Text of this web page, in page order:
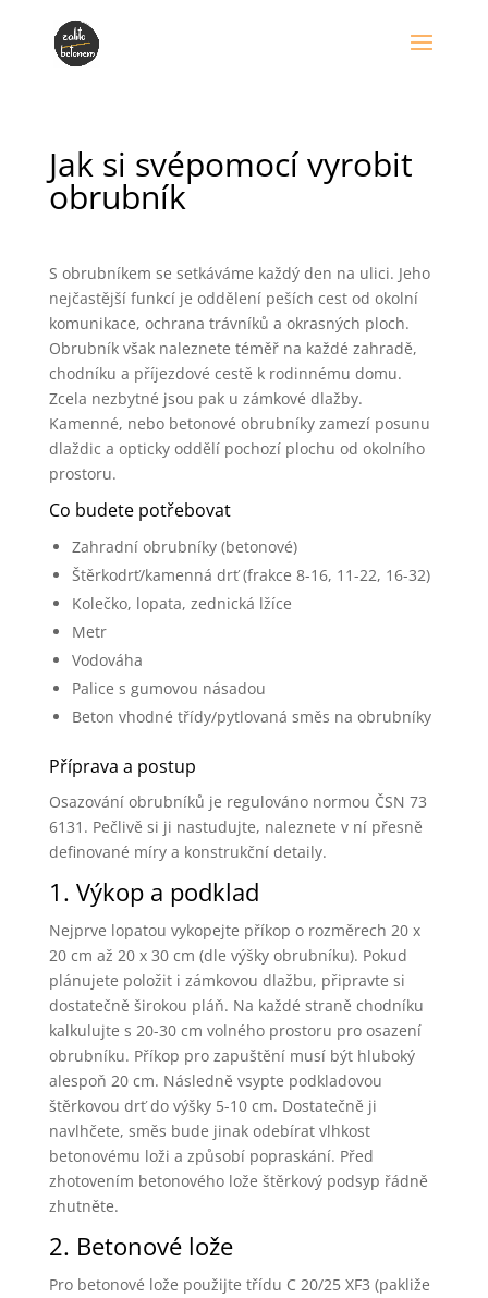
Jak si svépomocí vyrobit
obrubník
S obrubníkem se setkáváme každý den na ulici. Jeho
nejčastější funkcí je oddělení peších cest od okolní
komunikace, ochrana trávníků a okrasných ploch.
Obrubník však naleznete téměř na každé zahradě,
chodníku a příjezdové cestě k rodinnému domu.
Zcela nezbytné jsou pak u zámkové dlažby.
Kamenné, nebo betonové obrubníky zamezí posunu
dlaždic a opticky oddělí pochozí plochu od okolního
prostoru.
Co budete potřebovat
Zahradní obrubníky (betonové)
Štěrkodrť/kamenná drť (frakce 8-16, 11-22, 16-32)
Kolečko, lopata, zednická lžíce
Metr
Vodováha
Palice s gumovou násadou
Beton vhodné třídy/pytlovaná směs na obrubníky
Příprava a postup
Osazování obrubníků je regulováno normou ČSN 73
6131. Pečlivě si ji nastudujte, naleznete v ní přesně
definované míry a konstrukční detaily.
1. Výkop a podklad
Nejprve lopatou vykopejte příkop o rozměrech 20 x
20 cm až 20 x 30 cm (dle výšky obrubníku). Pokud
plánujete položit i zámkovou dlažbu, připravte si
dostatečně širokou pláň. Na každé straně chodníku
kalkulujte s 20-30 cm volného prostoru pro osazení
obrubníku. Příkop pro zapuštění musí být hluboký
alespoň 20 cm. Následně vsypte podkladovou
štěrkovou drť do výšky 5-10 cm. Dostatečně ji
navlhčete, směs bude jinak odebírat vlhkost
betonovému loži a způsobí popraskání. Před
zhotovením betonového lože štěrkový podsyp řádně
zhutněte.
2. Betonové lože
Pro betonové lože použijte třídu C 20/25 XF3 (pakliže